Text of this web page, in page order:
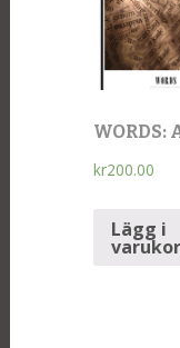
WORDS:
kr200.00
Lägg i